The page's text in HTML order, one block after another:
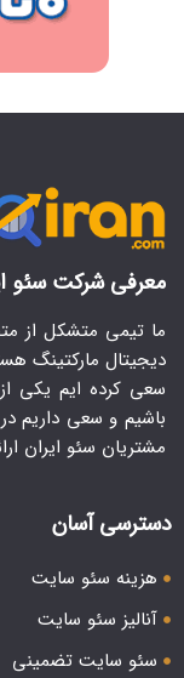
معرفی شرکت سئو
ما تیمی متشکل از
دیجیتال مارکتینگ
سعی کرده ایم یکی
باشیم و سعی داریم
مشتریان سئو ایران
دسترسی آسان
هزینه سئو سایت
آنالیز سئو سایت
سئو سایت تضمینی